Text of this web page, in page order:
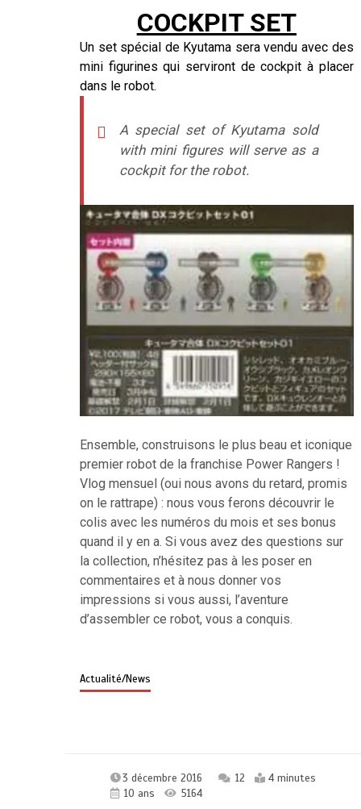
COCKPIT SET
Un set spécial de Kyutama sera vendu avec des
mini figurines qui serviront de cockpit à placer
dans le robot.
A special set of Kyutama sold
with mini figures will serve as a
cockpit for the robot.
Ensemble, construisons le plus beau et iconique
premier robot de la franchise Power Rangers !
Vlog mensuel (oui nous avons du retard, promis
on le rattrape) : nous vous ferons découvrir le
colis avec les numéros du mois et ses bonus
quand il y en a. Si vous avez des questions sur
la collection, n’hésitez pas à les poser en
commentaires et à nous donner vos
impressions si vous aussi, l’aventure
d’assembler ce robot, vous a conquis.
Actualité/News
3 décembre 2016 12
4 minutes
10 ans
5164